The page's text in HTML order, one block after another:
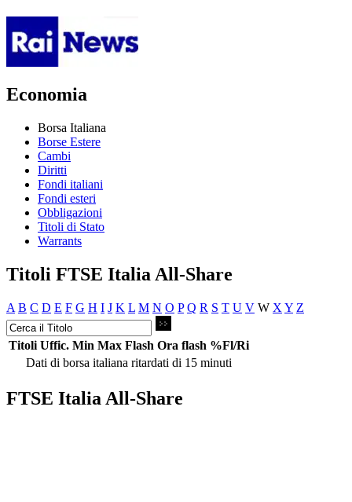
Economia
Borsa Italiana
Borse Estere
Cambi
Diritti
Fondi italiani
Fondi esteri
Obbligazioni
Titoli di Stato
Warrants
Titoli FTSE Italia All-Share
A B C D E F G H I J K L M N O P Q R S T U V W X Y Z
Titoli Uffic. Min Max Flash Ora flash %Fl/Ri
Dati di borsa italiana ritardati di 15 minuti
FTSE Italia All-Share